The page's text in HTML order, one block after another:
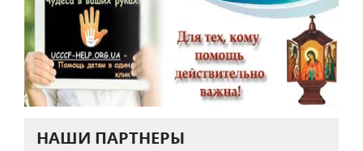
НАШИ ПАРТНЕРЫ